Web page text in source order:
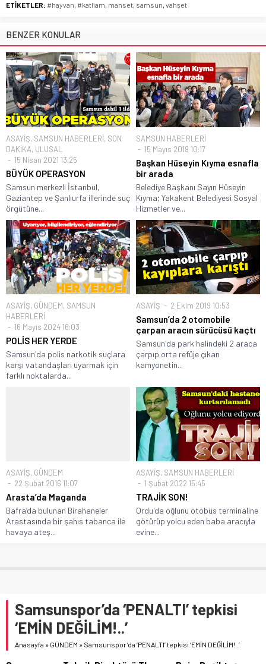
ETİKETLER: #hayvan, #katliam, manset, samsun, vahşet
BENZER KONULAR
ASAYİŞ, SAMSUN HABERLERİ, SON
DAKİKA, ULUSAL
15 Nisan 2021 13:25
BÜYÜK OPERASYON
Samsun merkezli İstanbul,
Gaziantep ve Şanlıurfa illerinde suç
örgütüne...
SAMSUN HABERLERİ
15 Mayıs 2019 10:17
Başkan Hüseyin Kıyma esnafla
bir arada
Belediye Başkanı Sayın Hüseyin
Kıyma; Yakakent Belediyesi Sosyal
Hizmetler ve...
ASAYİŞ, GÜNDEM, SAMSUN
HABERLERİ
16 Mayıs 2024 16:03
POLİS HER YERDE
Samsun'da polis narkotik suçlara
karşı vatandaşları uyarmak için
farklı noktalarda...
ASAYİŞ 2 Ekim 2019 10:53
Samsun’da 2 otomobile
çarpan aracın sürücüsü kaçtı
Samsun'da park halindeki 2 araca
çarpıp orta refüje çıkan
kamyonetin...
ASAYİŞ, GÜNDEM
22 Şubat 2016 11:07
Arasta’da Maganda
Bafra’da bulunan Birahaneler
Arastasında bir şahıs tabanca ile
havaya ateş...
ASAYİŞ, SAMSUN HABERLERİ
1 Şubat 2022 15:45
TRAJİK SON!
Ordu'da oğlunu otobüs terminaline
götürüp yolcu eden baba aracıyla
evine...
Samsunspor’da ‘PENALTI’ tepkisi
‘EMİN DEĞİLİM!..’
Anasayfa » GÜNDEM » Samsunspor’da ‘PENALTI’ tepkisi ‘EMİN DEĞİLİM!..’